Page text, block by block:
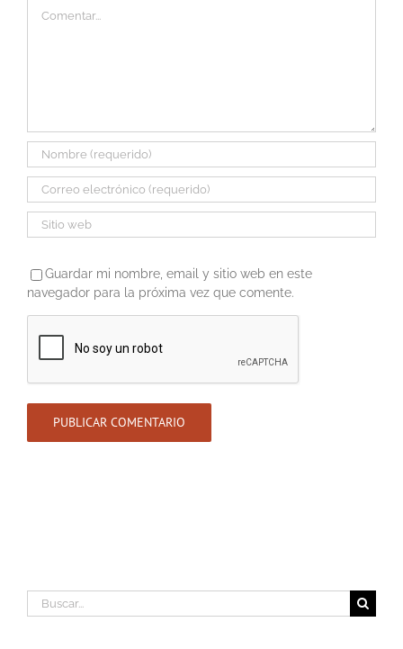
Guardar mi nombre, email y sitio web en este
navegador para la próxima vez que comente.
Buscar: